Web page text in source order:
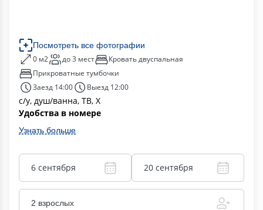
Посмотреть все фотографии
0 м2 до 3 мест
Кровать двуспальная
Прикроватные тумбочки
Заезд 14:00
Выезд 12:00
с/у, душ/ванна, ТВ, Х
Удобства в номере
Узнать больше
6 сентября 20 сентября
2 взрослых